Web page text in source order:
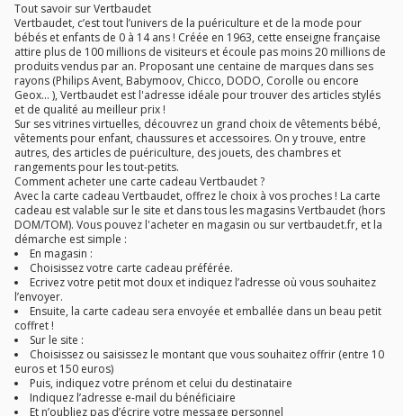
Tout savoir sur Vertbaudet
Vertbaudet, c’est tout l’univers de la puériculture et de la mode pour
bébés et enfants de 0 à 14 ans ! Créée en 1963, cette enseigne française
attire plus de 100 millions de visiteurs et écoule pas moins 20 millions de
produits vendus par an. Proposant une centaine de marques dans ses
rayons (Philips Avent, Babymoov, Chicco, DODO, Corolle ou encore
Geox... ), Vertbaudet est l'adresse idéale pour trouver des articles stylés
et de qualité au meilleur prix !
Sur ses vitrines virtuelles, découvrez un grand choix de vêtements bébé,
vêtements pour enfant, chaussures et accessoires. On y trouve, entre
autres, des articles de puériculture, des jouets, des chambres et
rangements pour les tout-petits.
Comment acheter une carte cadeau Vertbaudet ?
Avec la carte cadeau Vertbaudet, offrez le choix à vos proches ! La carte
cadeau est valable sur le site et dans tous les magasins Vertbaudet (hors
DOM/TOM). Vous pouvez l'acheter en magasin ou sur vertbaudet.fr, et la
démarche est simple :
En magasin :
Choisissez votre carte cadeau préférée.
Ecrivez votre petit mot doux et indiquez l’adresse où vous souhaitez
l’envoyer.
Ensuite, la carte cadeau sera envoyée et emballée dans un beau petit
coffret !
Sur le site :
Choisissez ou saisissez le montant que vous souhaitez offrir (entre 10
euros et 150 euros)
Puis, indiquez votre prénom et celui du destinataire
Indiquez l’adresse e-mail du bénéficiaire
Et n’oubliez pas d’écrire votre message personnel